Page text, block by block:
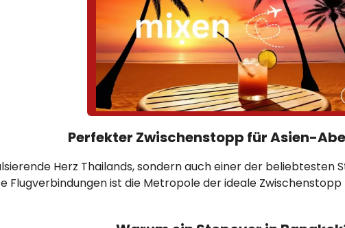
Perfekter Zwischenstopp für Asien-
Herz Thailands, sondern auch einer der
Flugverbindungen ist die Metropole der ideale